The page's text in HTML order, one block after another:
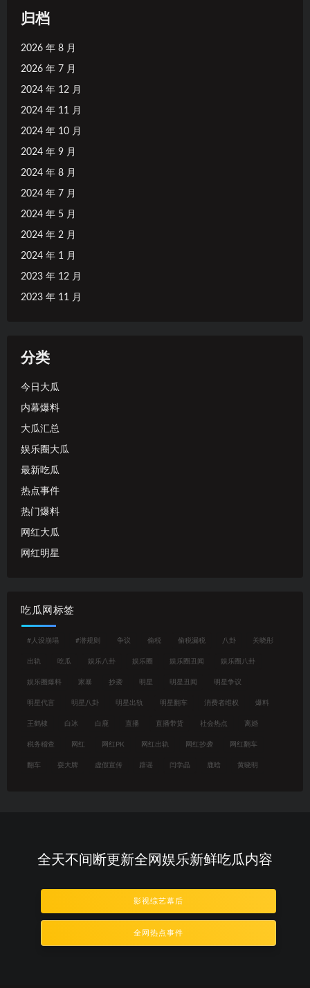
归档
2026 年 8 月
2026 年 7 月
2024 年 12 月
2024 年 11 月
2024 年 10 月
2024 年 9 月
2024 年 8 月
2024 年 7 月
2024 年 5 月
2024 年 2 月
2024 年 1 月
2023 年 12 月
2023 年 11 月
分类
今日大瓜
内幕爆料
大瓜汇总
娱乐圈大瓜
最新吃瓜
热点事件
热门爆料
网红大瓜
网红明星
吃瓜网标签
#人设崩塌 #潜规则 争议 偷税 偷税漏税 八卦 关晓彤
出轨 吃瓜 娱乐八卦 娱乐圈 娱乐圈丑闻 娱乐圈八卦
娱乐圈爆料 家暴 抄袭 明星 明星丑闻 明星争议
明星代言 明星八卦 明星出轨 明星翻车 消费者维权 爆料
王鹤棣 白冰 白鹿 直播 直播带货 社会热点 离婚
税务稽查 网红 网红PK 网红出轨 网红抄袭 网红翻车
翻车 耍大牌 虚假宣传 辟谣 闫学晶 鹿晗 黄晓明
全天不间断更新全网娱乐新鲜吃瓜内容
影视综艺幕后
全网热点事件